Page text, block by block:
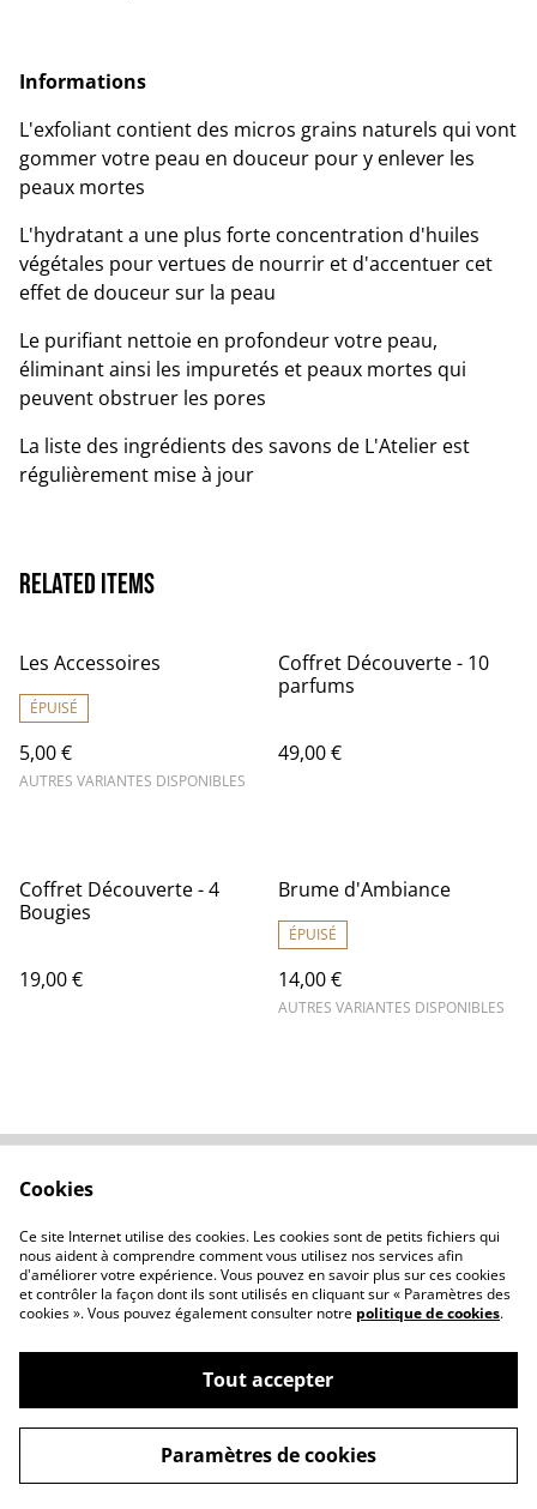
Informations
L'exfoliant contient des micros grains naturels qui vont
gommer votre peau en douceur pour y enlever les
peaux mortes
L'hydratant a une plus forte concentration d'huiles
végétales pour vertues de nourrir et d'accentuer cet
effet de douceur sur la peau
Le purifiant nettoie en profondeur votre peau,
éliminant ainsi les impuretés et peaux mortes qui
peuvent obstruer les pores
La liste des ingrédients des savons de L'Atelier est
régulièrement mise à jour
Related items
Les Accessoires
ÉPUISÉ
5,00 €
AUTRES VARIANTES DISPONIBLES
Coffret Découverte - 10
parfums
49,00 €
Coffret Découverte - 4
Bougies
19,00 €
Brume d'Ambiance
ÉPUISÉ
14,00 €
AUTRES VARIANTES DISPONIBLES
Politique de
confidentialité
Politique de cookies
©2026Atelier du Nez
powered by
Cookies
Ce site Internet utilise des cookies. Les cookies sont de petits fichiers qui
nous aident à comprendre comment vous utilisez nos services afin
d'améliorer votre expérience. Vous pouvez en savoir plus sur ces cookies
et contrôler la façon dont ils sont utilisés en cliquant sur « Paramètres des
cookies ». Vous pouvez également consulter notre politique de cookies.
Tout accepter
Paramètres de cookies